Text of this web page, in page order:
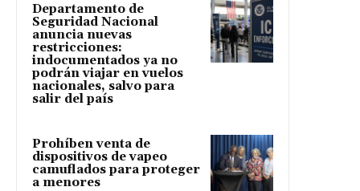
Departamento de
Seguridad Nacional
anuncia nuevas
restricciones:
indocumentados ya no
podrán viajar en vuelos
nacionales, salvo para
salir del país
Prohíben venta de
dispositivos de vapeo
camuflados para proteger
a menores